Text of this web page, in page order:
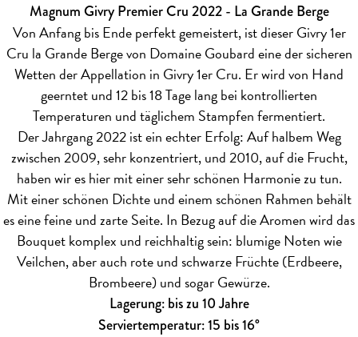
Magnum Givry Premier Cru 2022 - La Grande Berge
Von Anfang bis Ende perfekt gemeistert, ist dieser Givry 1er
Cru la Grande Berge von Domaine Goubard eine der sicheren
Wetten der Appellation in Givry 1er Cru. Er wird von Hand
geerntet und 12 bis 18 Tage lang bei kontrollierten
Temperaturen und täglichem Stampfen fermentiert.
Der Jahrgang 2022 ist ein echter Erfolg: Auf halbem Weg
zwischen 2009, sehr konzentriert, und 2010, auf die Frucht,
haben wir es hier mit einer sehr schönen Harmonie zu tun.
Mit einer schönen Dichte und einem schönen Rahmen behält
es eine feine und zarte Seite. In Bezug auf die Aromen wird das
Bouquet komplex und reichhaltig sein: blumige Noten wie
Veilchen, aber auch rote und schwarze Früchte (Erdbeere,
Brombeere) und sogar Gewürze.
Lagerung: bis zu 10 Jahre
Serviertemperatur: 15 bis 16°